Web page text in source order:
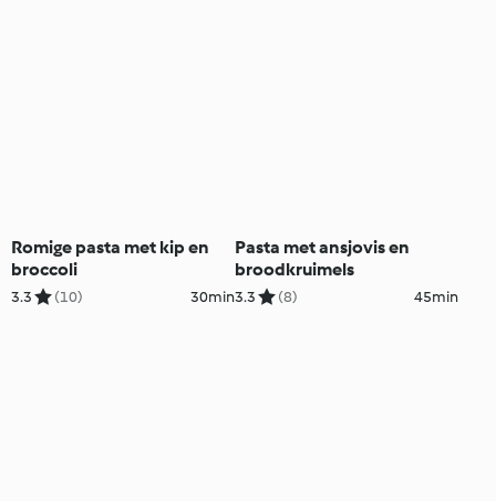
Romige pasta met kip en
broccoli
3.3 (10) 30min
Pasta met ansjovis en
broodkruimels
3.3 (8) 45min